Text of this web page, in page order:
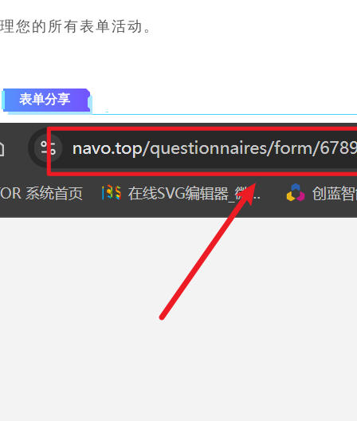
理您的所有表单活动。
表单分享